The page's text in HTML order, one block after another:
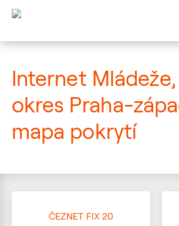
Internet
okres Praha-
mapa pokrytí
ČEZNET FIX 20
: Mapa pokrytí ulice